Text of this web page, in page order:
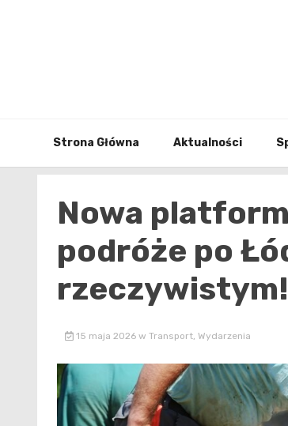
Strona Główna Aktualności
Nowa
podróże po
rzeczywistym!
15 maja 2026 w Transport, Wydarzenia